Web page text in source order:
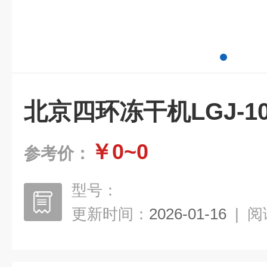
北京四环冻干机LGJ-
参考价： ￥0~0
型号：
更新时间： 2026-01-16 | 阅